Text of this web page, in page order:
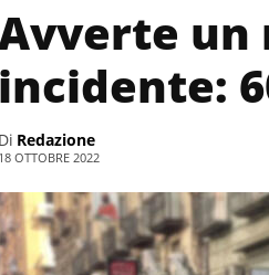
un
incidente:
Di Redazione
18 OTTOBRE 2022